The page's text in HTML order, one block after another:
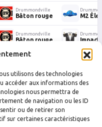
utilisons des technologies
accéder aux informations des
nous permettra de
de navigation ou les ID
ou de retirer son
sur certaines caractéristiques
Drummondville
Bâton rouge M2
Drummondville
Bâton rouge Impact
Drummondville
Drummondville